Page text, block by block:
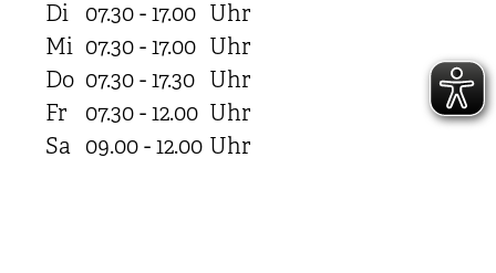
Di
07.30 - 17.00 Uhr
Mi 07.30 - 17.00 Uhr
Do 07.30 - 17.30 Uhr
Fr
07.30 - 12.00 Uhr
Sa 09.00 - 12.00 Uhr